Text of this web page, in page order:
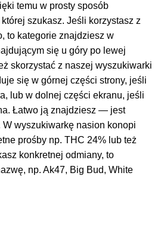
temu w prosty sposób
szukasz. Jeśli korzystasz z
to kategorie znajdziesz w
się u góry po lewej
skorzystać z naszej wyszukiwarki
się w górnej części strony, jeśli
lub w dolnej części ekranu, jeśli
Łatwo ją znajdziesz — jest
wyszukiwarkę nasion konopi
prośby np. THC 24% lub też
konkretnej odmiany, to
np. Ak47, Big Bud, White